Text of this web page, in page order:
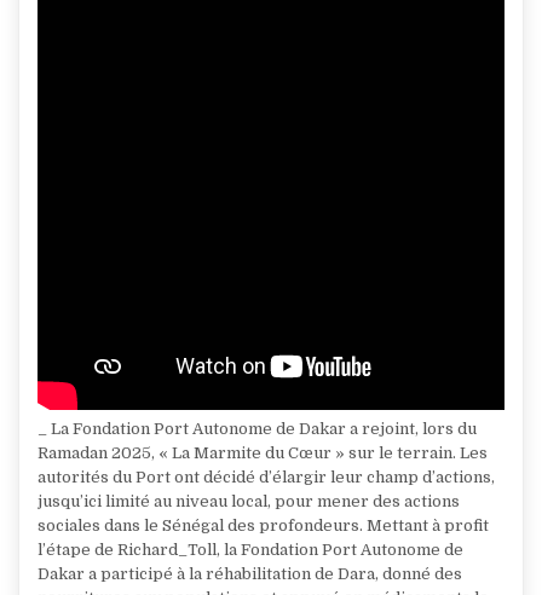
_ La Fondation Port Autonome de Dakar a rejoint, lors du
Ramadan 2025, « La Marmite du Cœur » sur le terrain. Les
autorités du Port ont décidé d’élargir leur champ d’actions,
jusqu’ici limité au niveau local, pour mener des actions
sociales dans le Sénégal des profondeurs. Mettant à profit
l’étape de Richard_Toll, la Fondation Port Autonome de
Dakar a participé à la réhabilitation de Dara, donné des